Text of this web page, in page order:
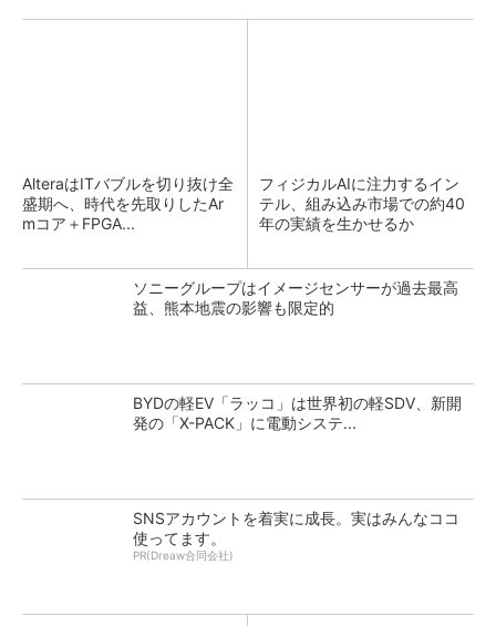
AlteraはITバブルを切り抜け全
盛期へ、時代を先取りしたAr
mコア＋FPGA...
フィジカルAIに注力するイン
テル、組み込み市場での約40
年の実績を生かせるか
ソニーグループはイメージセンサーが過去最高
益、熊本地震の影響も限定的
BYDの軽EV「ラッコ」は世界初の軽SDV、新開
発の「X-PACK」に電動システ...
SNSアカウントを着実に成長。実はみんなココ
使ってます。
PR(Dreaw合同会社)